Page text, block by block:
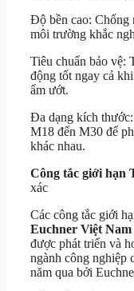
Độ bền cao: Chống
môi trường khắc
Tiêu chuẩn bảo vệ:
động tốt ngay cả
ẩm ướt.
Đa dạng kích
M18 đến M30 để
khác nhau.
Công tắc giới hạn
xác
Các công tắc giới
Euchner Việt Nam
được phát triển và
ngành công nghiệp
năm qua bởi